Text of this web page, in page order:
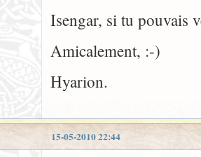
Isengar, si tu pouvais
Amicalement, :-)
Hyarion.
15-05-2010 22:44